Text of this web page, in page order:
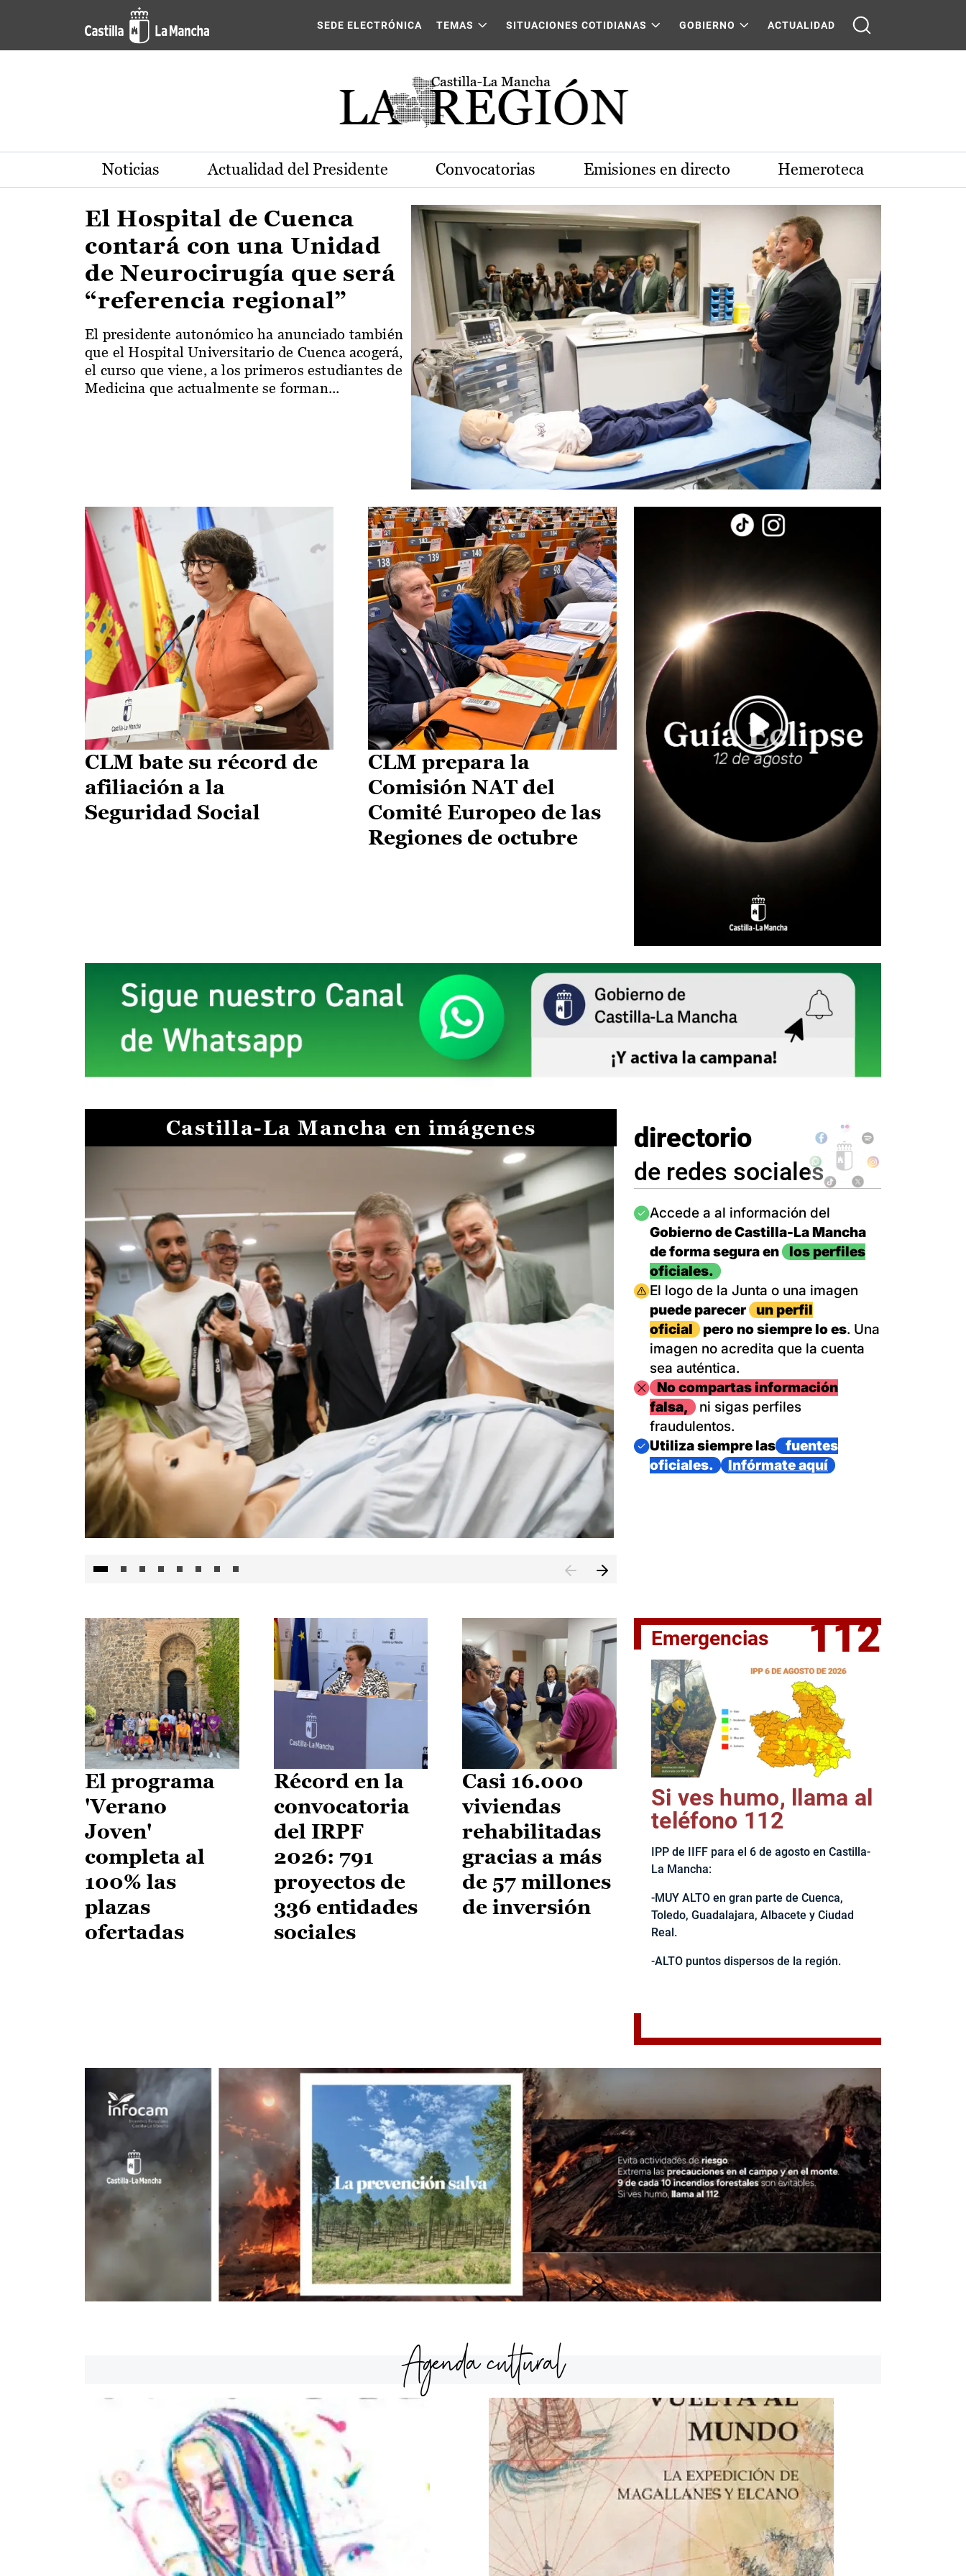
Pasar al contenido principal
Actualidad de la región de Castilla-La Mancha
SEDE ELECTRÓNICA TEMAS SITUACIONES COTIDIANAS GOBIERNO ACTUALIDAD
Noticias Actualidad del Presidente Convocatorias Emisiones en directo Hemeroteca
El Hospital de Cuenca
contará con una Unidad
de Neurocirugía que será
“referencia regional”
El presidente autonómico ha anunciado también
que el Hospital Universitario de Cuenca acogerá,
el curso que viene, a los primeros estudiantes de
Medicina que actualmente se forman...
CLM bate su récord de
afiliación a la
Seguridad Social
CLM prepara la
Comisión NAT del
Comité Europeo de las
Regiones de octubre
Castilla-La Mancha en imágenes
El jefe del Ejecutivo castellanomanchego, Emiliano García-
directorio
de redes sociales
Imagen
Accede a al información del
Gobierno de Castilla-La Mancha
de forma segura en
los perfiles
oficiales.
Imagen
El logo de la Junta o una imagen
puede parecer
un perfil
oficial
pero no siempre lo es. Una
imagen no acredita que la cuenta
sea auténtica.
ImagenNo compartas información
falsa,
ni sigas perfiles
fraudulentos.
Imagen
Utiliza siempre las
fuentes
oficiales.
Infórmate aquí
El programa
'Verano
Joven'
completa al
100% las
plazas
ofertadas
Récord en la
convocatoria
del IRPF
2026: 791
proyectos de
336 entidades
sociales
Casi 16.000
viviendas
rehabilitadas
gracias a más
de 57 millones
de inversión
Emergencias 112
Si ves humo, llama al
teléfono 112
IPP de IIFF para el 6 de agosto en Castilla-
La Mancha:
-MUY ALTO en gran parte de Cuenca,
Toledo, Guadalajara, Albacete y Ciudad
Real.
-ALTO puntos dispersos de la región.
Agenda cultural